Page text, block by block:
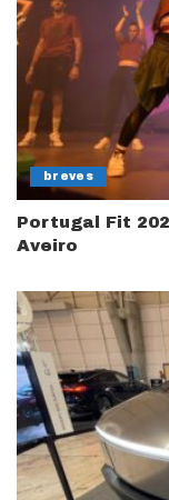
breves
Portugal Fit
Aveiro